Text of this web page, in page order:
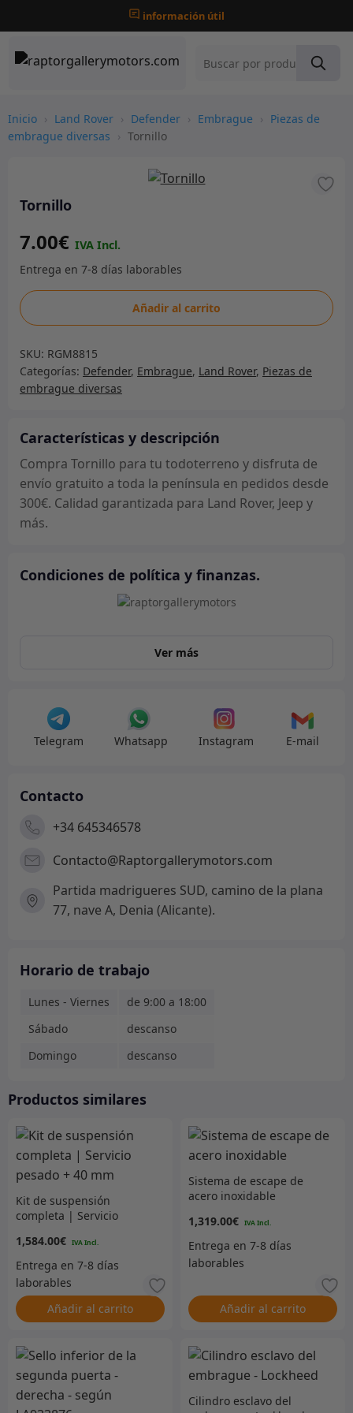
información útil
Inicio › Land Rover › Defender › Embrague › Piezas de
embrague diversas › Tornillo
Tornillo
7.00€
Tornillo
cantidad
Añadir al carrito
SKU: RGM8815
Categorías: Defender, Embrague, Land Rover, Piezas de
embrague diversas
Características y descripción
Compra Tornillo para tu todoterreno y disfruta de
envío gratuito a toda la península en pedidos desde
300€. Calidad garantizada para Land Rover, Jeep y
más.
Condiciones de política y finanzas.
Ver más
Telegram Whatsapp Instagram E-mail
Contacto
+34 645346578
Contacto@Raptorgallerymotors.com
Partida madrigueres SUD, camino de la plana
77, nave A, Denia (Alicante).
Horario de trabajo
Lunes - Viernes
de 9:00 a 18:00
Sábado
descanso
Domingo
descanso
Productos similares
Kit de suspensión
completa | Servicio
1,584.00€
Añadir al carrito
Sistema de escape de
acero inoxidable
1,319.00€
Añadir al carrito
Cilindro esclavo del